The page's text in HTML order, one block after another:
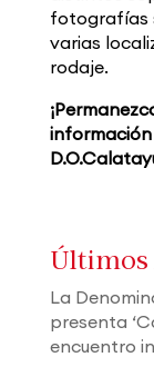
fotografías
varias
rodaje.
información
La
presenta
encuentro